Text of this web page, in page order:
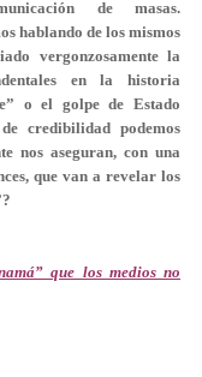
de masas.
hablando de los mismos
vergonzosamente la
en la historia
” o el golpe de Estado
credibilidad podemos
nos aseguran,con una
, que van a revelar los
que los medios no